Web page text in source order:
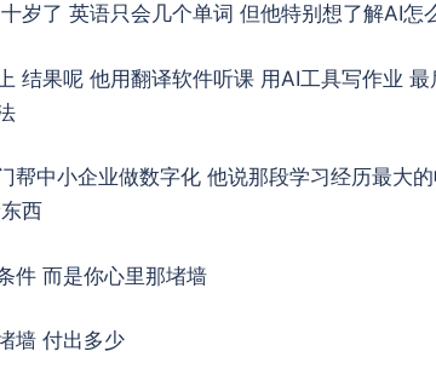
岁了 英语只会几个单词 但他特别想了解AI怎
结果呢 他用翻译软件听课 用AI工具写作业
帮中小企业做数字化 他说那段学习经历最大
西
件 而是你心里那堵墙
墙 付出多少